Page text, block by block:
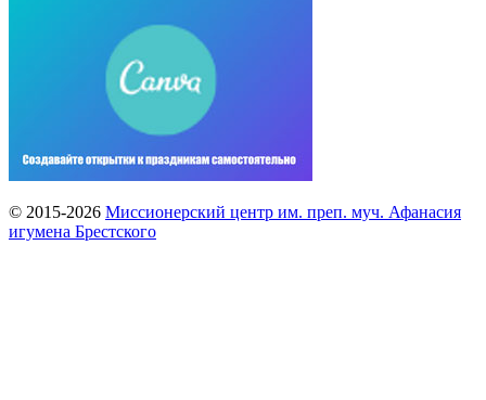
© 2015-2026 Миссионерский центр им. преп. муч. Афанасия
игумена Брестского